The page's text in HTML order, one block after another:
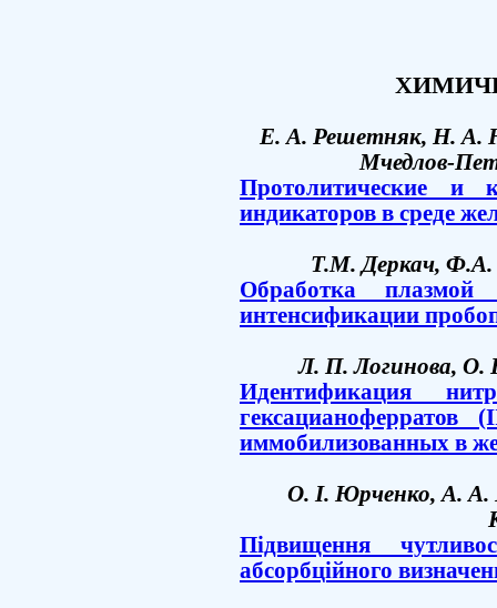
Е. А. Решетняк, Н. А.
Мчедлов-
Протолитические и
индикаторов в среде
Т.М. Деркач, Ф.А.
Обработка плазмой
интенсификации
Л. П. Логинова, О.
Идентификация
иммобилизованных в
О. І. Юрченко, А.
Підвищення
абсорбційного